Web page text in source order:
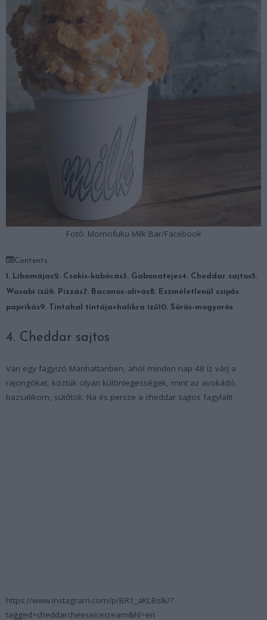
Fotó: Momofuku Milk Bar/Facebook
Contents
1. Libamájas2. Csokis-kabócás3. Gabonatejes4. Cheddar sajtos5.
Wasabi ízű6. Pizzás7. Baconos-olívás8. Eszméletlenül csípős
paprikás9. Tintahal tintája+halikra ízű10. Sörös-mogyorós
4. Cheddar sajtos
Van egy fagyizó Manhattanben, ahol minden nap 48 íz várj a
rajongókat, köztük olyan különlegességek, mint az avokádó,
bazsalikom, sütőtök. Na és persze a cheddar sajtos fagylalt!
https://www.instagram.com/p/BR1_aKLBslk/?
tagged=cheddarcheeseicecream&hl=en